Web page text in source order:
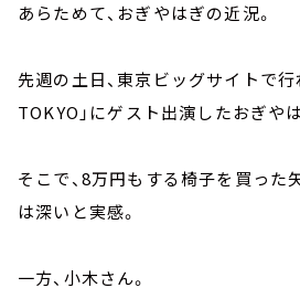
あらためて、おぎやはぎの近況。
先週の土日、東京ビッグサイトで
TOKYO」にゲスト出演したおぎやは
そこで、8万円もする椅子を買った
は深いと実感。
一方、小木さん。